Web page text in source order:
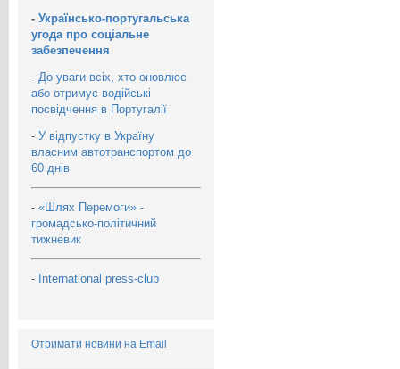
- Українсько-португальська
угода про соціальне
забезпечення
- До уваги всіх, хто оновлює
або отримує водійські
посвідчення в Португалії
- У відпустку в Україну
власним автотранспортом до
60 днів
- «Шлях Перемоги» -
громадсько-політичний
тижневик
- International press-club
Отримати новини на Email